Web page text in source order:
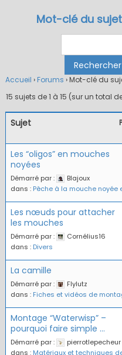
Mot-clé du
Accueil › Forums ›Mot-clé du
15 sujets de 1 à 15 (sur un total
Sujet
Les “oligos” en mouches
noyées
Démarré par :
Blajoux
dans : Pêche à la mouche noyée
Les nœuds pour attacher
les mouches
Démarré par :
Cornélius16
dans : Divers
La camille
Démarré par :
Flylutz
dans : Fiches et vidéos de
Montage “Waterwisp” –
pourquoi faire simple …
Démarré par :
pierrotlepecheur
dans : Matériaux et techniques